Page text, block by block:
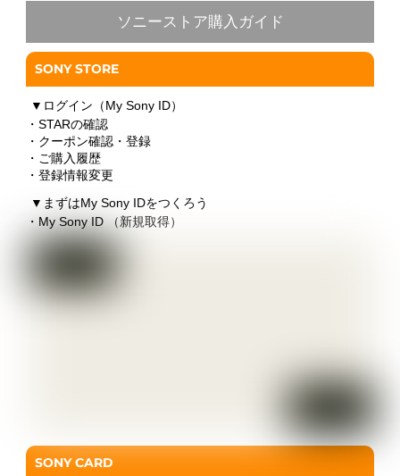
ソニーストア購入ガイド
SONY STORE
▼ ログイン（My Sony ID）
・STARの確認
・クーポン確認・登録
・ご購入履歴
・登録情報変更
▼ まずはMy Sony IDをつくろう
・My Sony ID （新規取得）
SONY CARD